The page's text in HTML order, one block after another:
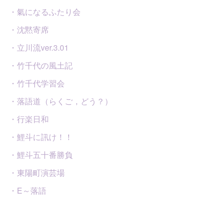
・氣になるふたり会
・沈黙寄席
・立川流ver.3.01
・竹千代の風土記
・竹千代学習会
・落語道（らくご，どう？）
・行楽日和
・鯉斗に訊け！！
・鯉斗五十番勝負
・東陽町演芸場
・E～落語